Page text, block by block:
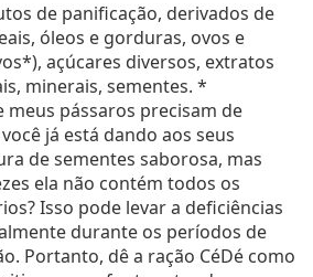
de panificação, derivados de
óleos e gorduras, ovos e
açúcares diversos, extratos
minerais, sementes. *
meus pássaros precisam de
já está dando aos seus
de sementes saborosa, mas
ela não contém todos os
Isso pode levar a deficiências
durante os períodos de
Portanto, dê a ração CéDé como